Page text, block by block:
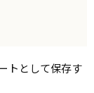
トとして保存す